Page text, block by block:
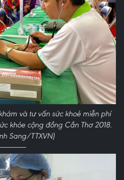
và tư vấn sức khoẻ miễn phí
khỏe cộng đồng Cần Thơ 2018.
Sang/TTXVN)